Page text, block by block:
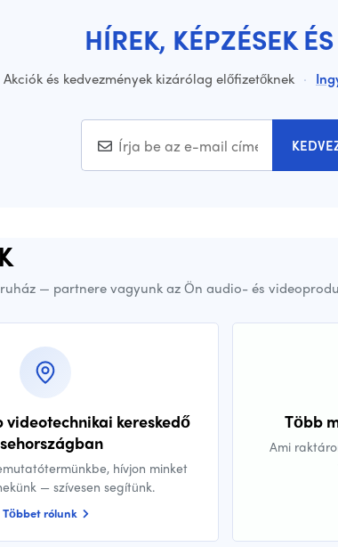
HÍREK, KÉPZÉSEK
Akciók és kedvezmények kizárólag előfizetőknek ·
— partnere vagyunk az Ön audio- és
kereskedő
hívjon minket
— szívesen segítünk.
Többet rólunk
Több
Ami